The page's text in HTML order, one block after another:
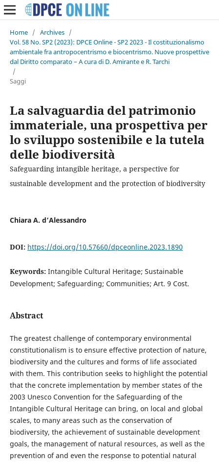
Home / Archives /
Vol. 58 No. SP2 (2023): DPCE Online - SP2 2023 - Il costituzionalismo
ambientale fra antropocentrismo e biocentrismo. Nuove prospettive
dal Diritto comparato – A cura di D. Amirante e R. Tarchi
/
Saggi
La salvaguardia del patrimonio
immateriale, una prospettiva per
lo sviluppo sostenibile e la tutela
delle biodiversità
Safeguarding intangible heritage, a perspective for
sustainable development and the protection of biodiversity
Chiara A. d’Alessandro
DOI: https://doi.org/10.57660/dpceonline.2023.1890
Keywords: Intangible Cultural Heritage; Sustainable
Development; Safeguarding; Communities; Art. 9 Cost.
Abstract
The greatest challenge of contemporary environmental
constitutionalism is to ensure effective protection of nature,
biodiversity and the cultures and forms of life associated
with them. This contribution seeks to highlight the potential
that the concrete implementation by member states of the
2003 Unesco Convention for the Safeguarding of the
Intangible Cultural Heritage can bring, on local and global
scales, to many areas such as the conservation of
biodiversity, the achievement of sustainable development
goals, the management of natural resources, as well as the
prevention of and even the response to potential natural